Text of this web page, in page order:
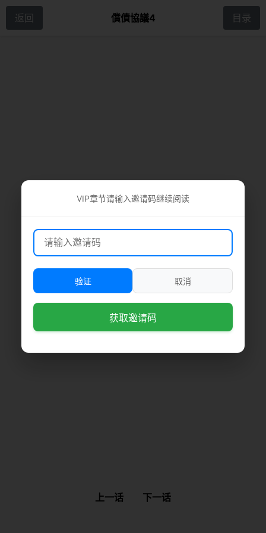
返回 償債協議4 目录
上一话 下一话
VIP章节请输入邀请码继续阅读
验证 取消
获取邀请码